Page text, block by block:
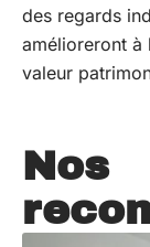
des regards
amélioreront à
valeur
Nos